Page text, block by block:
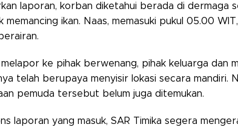
laporan, korban diketahui berada di dermaga
memancing ikan. Naas, memasuki pukul 05.00
ke pihak berwenang, pihak keluarga dan
telah berupaya menyisir lokasi secara mandiri.
pemuda tersebut belum juga ditemukan.
laporan yang masuk, SAR Timika segera